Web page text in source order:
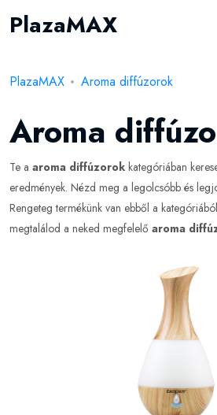
PlazaMAX
PlazaMAX Aroma diffúzorok
Aroma
Te a aroma diffúzorok kategóriában
eredmények. Nézd meg a legolcsóbb és
Rengeteg termékünk van ebből a
megtalálod a neked megfelelő aroma